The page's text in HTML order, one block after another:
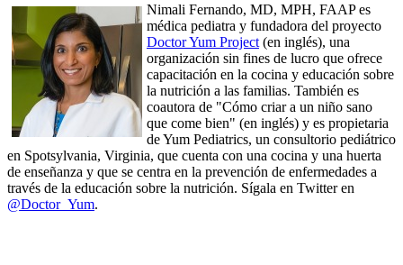
Nimali Fernando, MD, MPH, FAAP es
médica pediatra y fundadora del proyecto
Doctor Yum Project (en inglés), una
organización sin fines de lucro que ofrece
capacitación en la cocina y educación sobre
la nutrición a las familias. También es
coautora de "Cómo criar a un niño sano
que come bien" (en inglés) y es propietaria
de Yum Pediatrics, un consultorio pediátrico
en Spotsylvania, Virginia, que cuenta con una cocina y una huerta
de enseñanza y que se centra en la prevención de enfermedades a
través de la educación sobre la nutrición. Sígala en Twitter en
@Doctor_Yum.